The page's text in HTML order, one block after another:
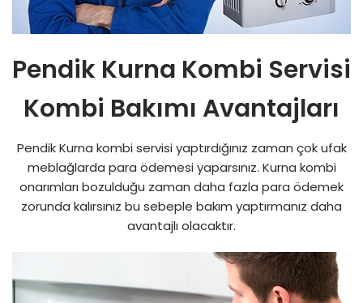
Pendik Kurna Kombi Servisi
Kombi Bakımı Avantajları
Pendik Kurna kombi servisi yaptırdığınız zaman çok ufak
meblağlarda para ödemesi yaparsınız. Kurna kombi
onarımları bozulduğu zaman daha fazla para ödemek
zorunda kalırsınız bu sebeple bakım yaptırmanız daha
avantajlı olacaktır.